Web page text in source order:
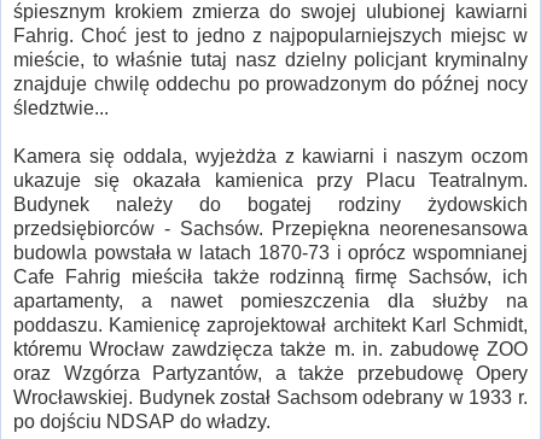
śpiesznym krokiem zmierza do swojej ulubionej kawiarni
Fahrig. Choć jest to jedno z najpopularniejszych miejsc w
mieście, to właśnie tutaj nasz dzielny policjant kryminalny
znajduje chwilę oddechu po prowadzonym do późnej nocy
śledztwie...
Kamera się oddala, wyjeżdża z kawiarni i naszym oczom
ukazuje się okazała kamienica przy Placu Teatralnym.
Budynek należy do bogatej rodziny żydowskich
przedsiębiorców - Sachsów. Przepiękna neorenesansowa
budowla powstała w latach 1870-73 i oprócz wspomnianej
Cafe Fahrig mieściła także rodzinną firmę Sachsów, ich
apartamenty, a nawet pomieszczenia dla służby na
poddaszu. Kamienicę zaprojektował architekt Karl Schmidt,
któremu Wrocław zawdzięcza także m. in. zabudowę ZOO
oraz Wzgórza Partyzantów, a także przebudowę Opery
Wrocławskiej. Budynek został Sachsom odebrany w 1933 r.
po dojściu NDSAP do władzy.